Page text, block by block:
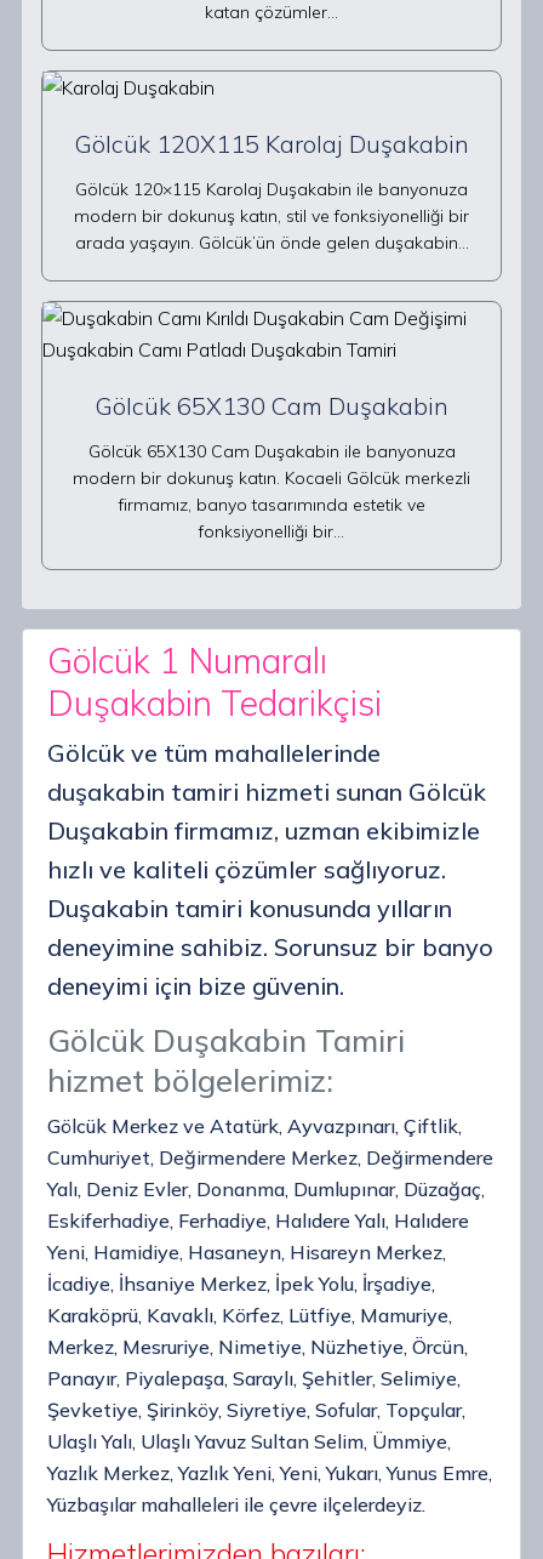
katan çözümler…
Gölcük 120X115 Karolaj Duşakabin
Gölcük 120×115 Karolaj Duşakabin ile banyonuza
modern bir dokunuş katın, stil ve fonksiyonelliği bir
arada yaşayın. Gölcük’ün önde gelen duşakabin…
Gölcük 65X130 Cam Duşakabin
Gölcük 65X130 Cam Duşakabin ile banyonuza
modern bir dokunuş katın. Kocaeli Gölcük merkezli
firmamız, banyo tasarımında estetik ve
fonksiyonelliği bir…
Gölcük 1 Numaralı
Duşakabin Tedarikçisi
Gölcük ve tüm mahallelerinde
duşakabin tamiri hizmeti sunan Gölcük
Duşakabin firmamız, uzman ekibimizle
hızlı ve kaliteli çözümler sağlıyoruz.
Duşakabin tamiri konusunda yılların
deneyimine sahibiz. Sorunsuz bir banyo
deneyimi için bize güvenin.
Gölcük Duşakabin Tamiri
hizmet bölgelerimiz:
Gölcük Merkez ve Atatürk, Ayvazpınarı, Çiftlik,
Cumhuriyet, Değirmendere Merkez, Değirmendere
Yalı, Deniz Evler, Donanma, Dumlupınar, Düzağaç,
Eskiferhadiye, Ferhadiye, Halıdere Yalı, Halıdere
Yeni, Hamidiye, Hasaneyn, Hisareyn Merkez,
İcadiye, İhsaniye Merkez, İpek Yolu, İrşadiye,
Karaköprü, Kavaklı, Körfez, Lütfiye, Mamuriye,
Merkez, Mesruriye, Nimetiye, Nüzhetiye, Örcün,
Panayır, Piyalepaşa, Saraylı, Şehitler, Selimiye,
Şevketiye, Şirinköy, Siyretiye, Sofular, Topçular,
Ulaşlı Yalı, Ulaşlı Yavuz Sultan Selim, Ümmiye,
Yazlık Merkez, Yazlık Yeni, Yeni, Yukarı, Yunus Emre,
Yüzbaşılar mahalleleri ile çevre ilçelerdeyiz.